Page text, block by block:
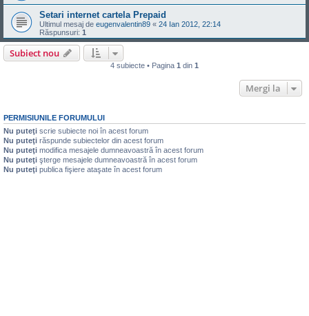
Setari internet cartela Prepaid
Ultimul mesaj de eugenvalentin89 « 24 Ian 2012, 22:14
Răspunsuri: 1
Subiect nou
4 subiecte • Pagina 1 din 1
Mergi la
PERMISIUNILE FORUMULUI
Nu puteţi scrie subiecte noi în acest forum
Nu puteţi răspunde subiectelor din acest forum
Nu puteţi modifica mesajele dumneavoastră în acest forum
Nu puteţi şterge mesajele dumneavoastră în acest forum
Nu puteţi publica fişiere ataşate în acest forum